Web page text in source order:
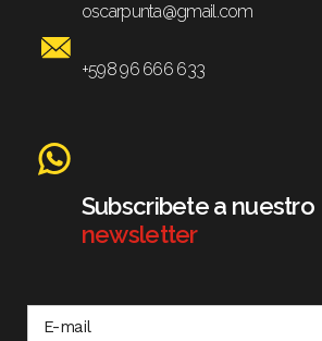
oscarpunta@gmail.com
+598 96 666 633
Subscribete a nuestro
newsletter